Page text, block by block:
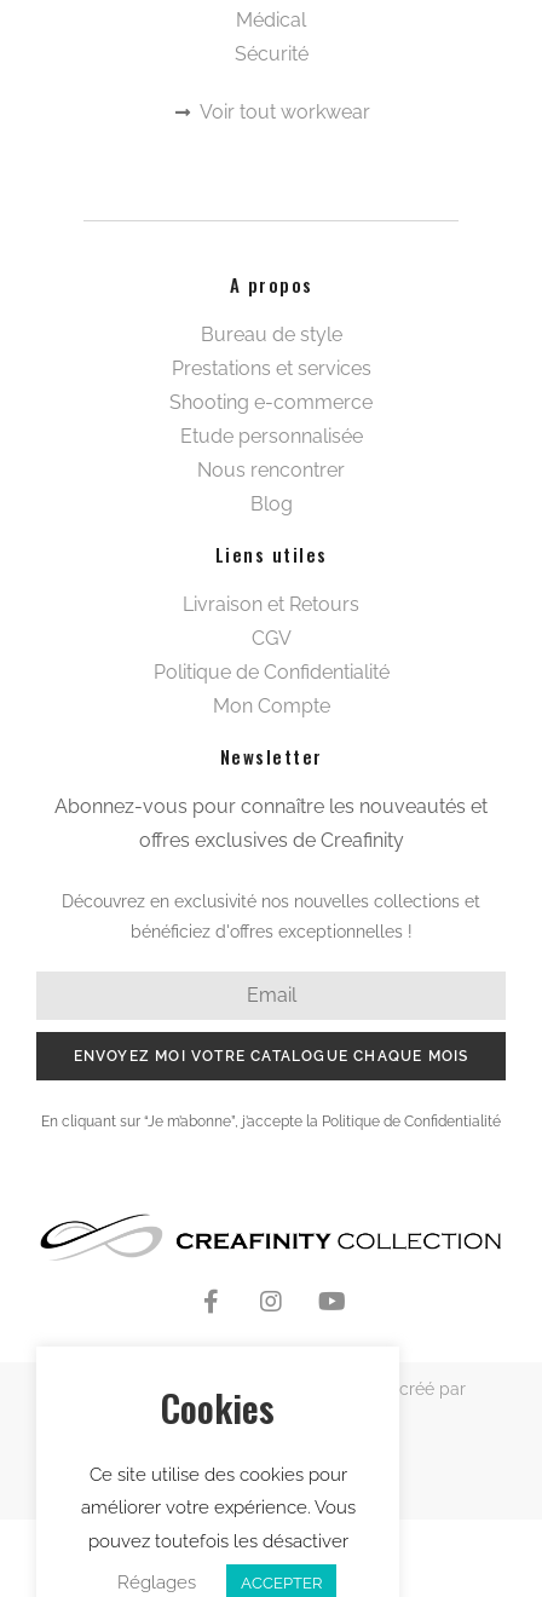
Médical
Sécurité
Voir tout workwear
A propos
Bureau de style
Prestations et services
Shooting e-commerce
Etude personnalisée
Nous rencontrer
Blog
Liens utiles
Livraison et Retours
CGV
Politique de Confidentialité
Mon Compte
Newsletter
Abonnez-vous pour connaître les nouveautés et
offres exclusives de Creafinity
Découvrez en exclusivité nos nouvelles collections et
bénéficiez d'offres exceptionnelles !
ENVOYEZ MOI VOTRE CATALOGUE CHAQUE MOIS
En cliquant sur “Je m’abonne”, j’accepte la Politique de Confidentialité
Copyright © 2021 Creafinity Collection – créé par
Lekcie
Cookies
Ce site utilise des cookies pour
améliorer votre expérience. Vous
pouvez toutefois les désactiver
Réglages
ACCEPTER